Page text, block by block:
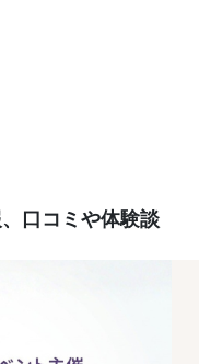
口コミや体験談